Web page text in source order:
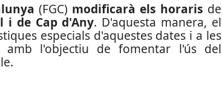
(FGC) modificarà els horaris de
i de Cap d'Any. D'aquesta manera, el
especials d'aquestes dates i a les
amb l'objectiu de fomentar l'ús del